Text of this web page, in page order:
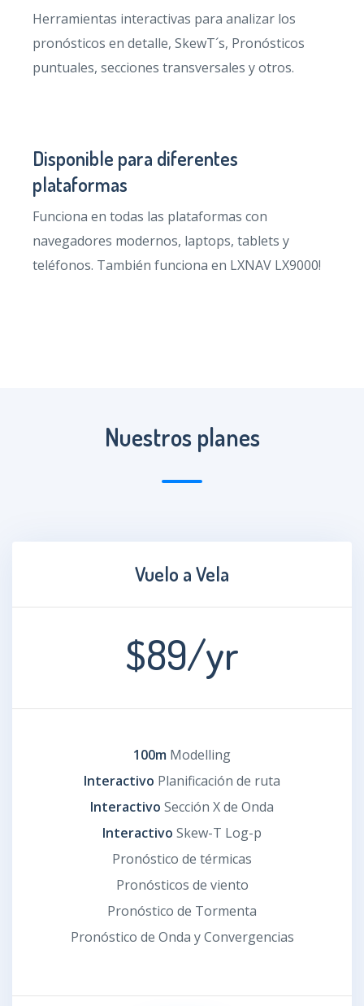
Herramientas interactivas para analizar los
pronósticos en detalle, SkewT´s, Pronósticos
puntuales, secciones transversales y otros.
Disponible para diferentes
plataformas
Funciona en todas las plataformas con
navegadores modernos, laptops, tablets y
teléfonos. También funciona en LXNAV LX9000!
Nuestros planes
Vuelo a Vela
$89/yr
100m Modelling
Interactivo Planificación de ruta
Interactivo Sección X de Onda
Interactivo Skew-T Log-p
Pronóstico de térmicas
Pronósticos de viento
Pronóstico de Tormenta
Pronóstico de Onda y Convergencias